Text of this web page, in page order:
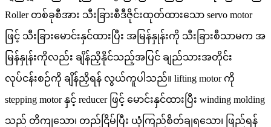
Roller တစ်ခုစီအား သီးခြားစီဒီဇိုင်းထုတ်ထားသော servo motor
ဖြင့် သီးခြားမောင်းနှင်ထားပြီး အမြန်နှုန်းကို သီးခြားစီသာမက အ
မြန်နှုန်းကိုလည်း ချိန်ညှိနိုင်သည့်အပြင် ချည်သားအတိုင်း
လုပ်ငန်းစဉ်ကို ချိန်ညှိရန် လွယ်ကူပါသည်။ lifting motor ကို
stepping motor နှင့် reducer ဖြင့် မောင်းနှင်ထားပြီး winding molding
သည် တိကျသော၊ တည်ငြိမ်ပြီး ယုံကြည်စိတ်ချရသော၊ ဖြည်ရန်